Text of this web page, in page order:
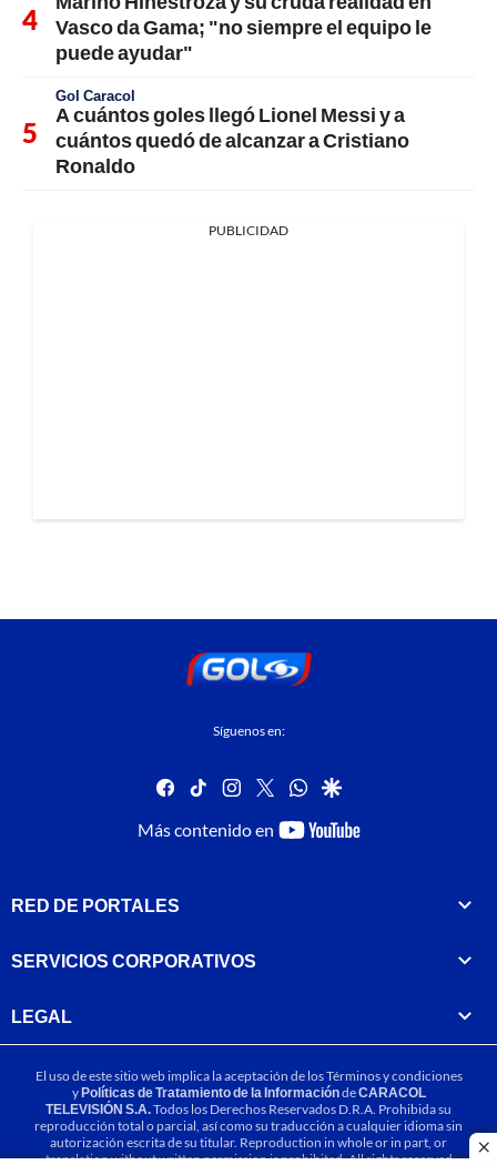
Vasco da Gama; "no siempre el equipo le
puede ayudar"
Gol Caracol
A cuántos goles llegó Lionel Messi y a
cuántos quedó de alcanzar a Cristiano
Ronaldo
PUBLICIDAD
Síguenos en:
facebook
tiktok instagram
twitterwhatsapp
google
Más contenido en
youtube-
RED DE PORTALES
SERVICIOS CORPORATIVOS
LEGAL
El uso de este sitio web implica la aceptación de losTérminos y condiciones
yPolíticas de Tratamiento de la InformacióndeCARACOL
TELEVISIÓN S.A.Todos los Derechos Reservados D.R.A. Prohibida su
reproducción total o parcial, así como su traducción a cualquier idioma sin
autorización escrita de su titular. Reproduction in whole or in part, or
translation without written permission is prohibited. All rights reserved